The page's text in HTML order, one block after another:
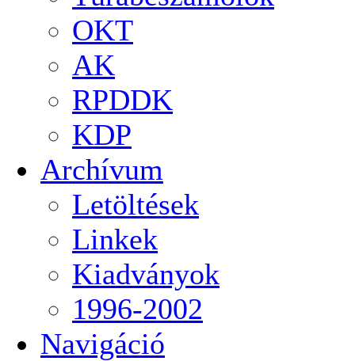
OKT
AK
RPDDK
KDP
Archívum
Letöltések
Linkek
Kiadványok
1996-2002
Navigáció